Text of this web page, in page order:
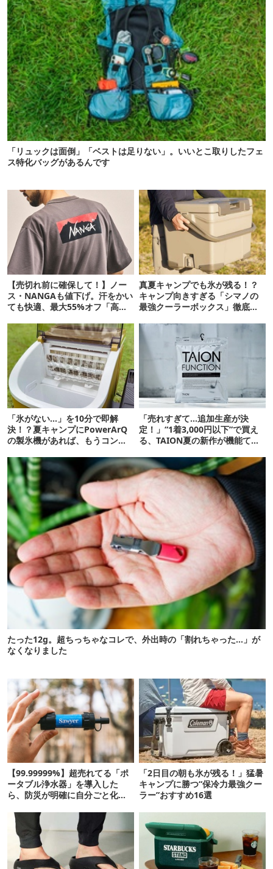
「リュックは面倒」「ベストは足りない」。いいとこ取りしたフェ
ス特化バッグがあるんです
【売切れ前に確保して！】ノー
ス・NANGAも値下げ。汗をかい
ても快適、最大55%オフ「高機
真夏キャンプでも氷が残る！？
キャンプ向きすぎる「シマノの
最強クーラーボックス」徹底解
「氷がない…」を10分で即解
決！？夏キャンプにPowerArQ
の製氷機があれば、もうコンビ
「売れすぎて…追加生産が決
定！」“1着3,000円以下”で買え
る、TAION夏の新作が機能てん
たった12g。超ちっちゃなコレで、外出時の「割れちゃった…」が
なくなりました
【99.99999%】超売れてる「ポ
ータブル浄水器」を導入した
ら、防災が明確に自分ごと化し
「2日目の朝も氷が残る！」猛暑
キャンプに勝つ“保冷力最強クー
ラー”おすすめ16選